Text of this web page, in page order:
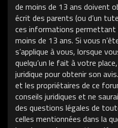
de moins de 13 ans doivent
écrit des parents (ou d’un
ces informations permettant
moins de 13 ans. Si vous
s’applique à vous, lorsque
quelqu’un le fait à votre
juridique pour obtenir son
et les propriétaires de ce
conseils juridiques et ne
des questions légales de
celles mentionnées dans la